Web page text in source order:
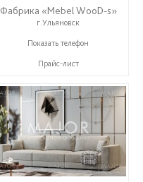
Фабрика «Mebel WooD-s»
г.Ульяновск
+7 (906) 140-08-08
Показать телефон
Прайс-лист